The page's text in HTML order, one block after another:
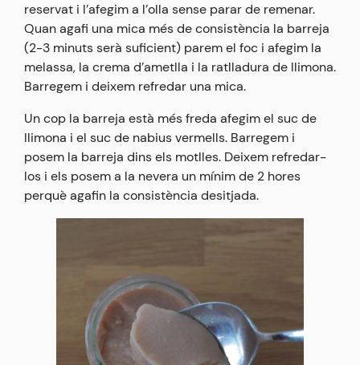
reservat i l’afegim a l’olla sense parar de remenar.
Quan agafi una mica més de consistència la barreja
(2-3 minuts serà suficient) parem el foc i afegim la
melassa, la crema d’ametlla i la ratlladura de llimona.
Barregem i deixem refredar una mica.
Un cop la barreja està més freda afegim el suc de
llimona i el suc de nabius vermells. Barregem i
posem la barreja dins els motlles. Deixem refredar-
los i els posem a la nevera un mínim de 2 hores
perquè agafin la consistència desitjada.